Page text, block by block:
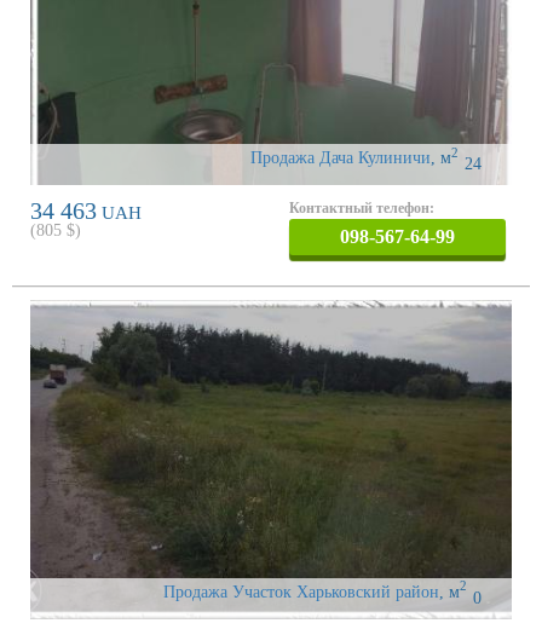
Продажа Дача Кулиничи 24
м2
34 463 UAH
(805 $)
Контактный телефон:
098-567-64-99
Продажа Участок Харьковский район 0
м2